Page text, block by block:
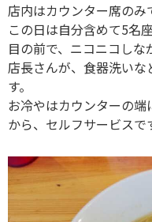
店内はカウンター席のみ
この日は自分含めて5名
目の前で、ニコニコし
店長さんが、食器洗いな
す。
お冷やはカウンターの
から、セルフサービスで